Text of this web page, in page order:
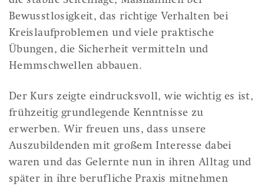
Bewusstlosigkeit, das richtige Verhalten bei
Kreislaufproblemen und viele praktische
Übungen, die Sicherheit vermitteln und
Hemmschwellen abbauen.
Der Kurs zeigte eindrucksvoll, wie wichtig es ist,
frühzeitig grundlegende Kenntnisse zu
erwerben. Wir freuen uns, dass unsere
Auszubildenden mit großem Interesse dabei
waren und das Gelernte nun in ihren Alltag und
später in ihre berufliche Praxis mitnehmen